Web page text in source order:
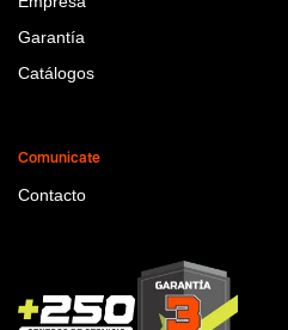
Garantía
Catálogos
Comunicate
Contacto